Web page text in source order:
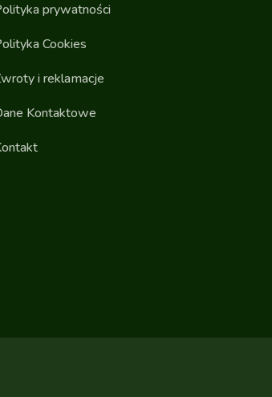
prywatności
Cookies
i reklamacje
Kontaktowe